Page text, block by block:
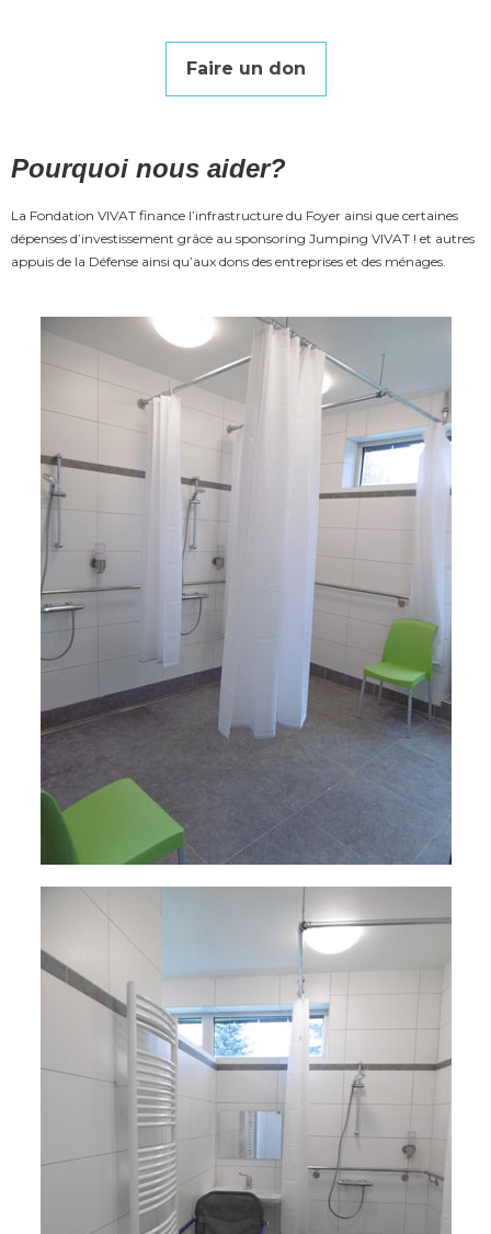
Faire un don
Pourquoi nous aider?
La Fondation VIVAT finance l’infrastructure du Foyer ainsi que certaines
dépenses d’investissement grâce au sponsoring Jumping VIVAT ! et autres
appuis de la Défense ainsi qu’aux dons des entreprises et des ménages.